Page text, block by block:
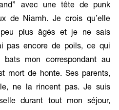
avec une tête de punk
de Niamh. Je crois qu’elle
plus âgés et je ne sais
pas encore de poils, ce qui
bats mon correspondant au
mort de honte. Ses parents,
ne la rincent pas. Je suis
durant tout mon séjour,